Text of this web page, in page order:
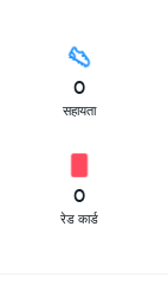
0
सहायता
0
रेड कार्ड